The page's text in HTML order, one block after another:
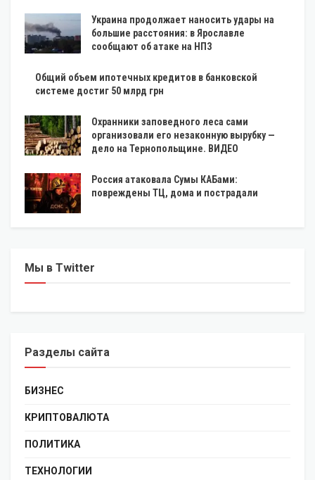
Украина продолжает наносить удары на
большие расстояния: в Ярославле
сообщают об атаке на НПЗ
Общий объем ипотечных кредитов в банковской
системе достиг 50 млрд грн
Охранники заповедного леса сами
организовали его незаконную вырубку —
дело на Тернопольщине. ВИДЕО
Россия атаковала Сумы КАБами:
повреждены ТЦ, дома и пострадали
Мы в Twitter
Разделы сайта
БИЗНЕС
КРИПТОВАЛЮТА
ПОЛИТИКА
ТЕХНОЛОГИИ